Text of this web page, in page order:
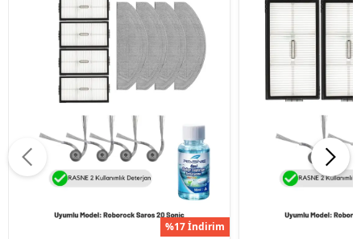
%17 İndirim